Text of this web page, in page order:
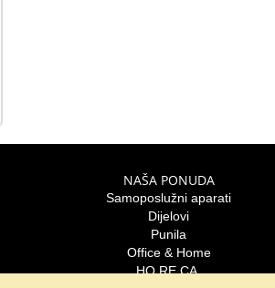
NAŠA PONUDA
Samoposlužni aparati
Dijelovi
Punila
Office & Home
HO.RE.CA.